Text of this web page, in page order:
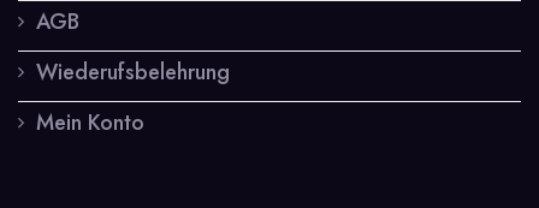
AGB
Wiederufsbelehrung
Mein Konto